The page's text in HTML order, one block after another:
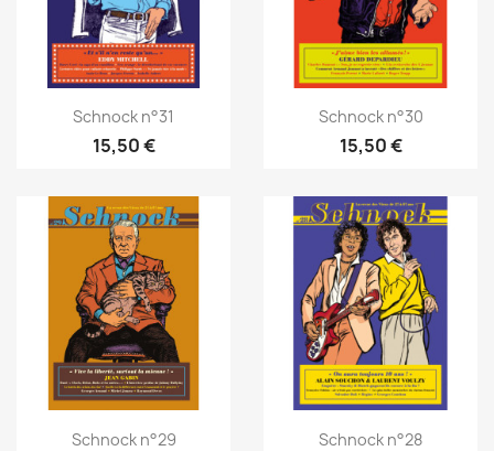
Schnock n°31
15,50 €
Schnock n°30
15,50 €
Schnock n°29 Schnock n°28